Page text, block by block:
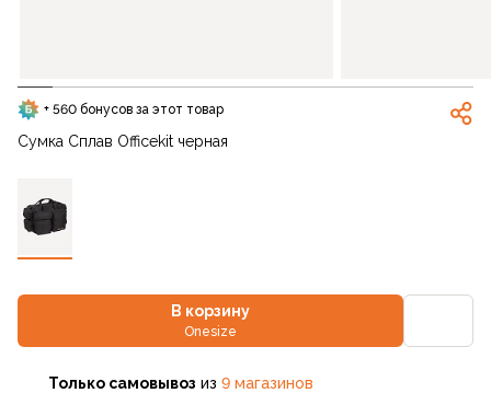
+ 560 бонусов за этот товар
Сумка Сплав Officekit черная
В корзину
Onesize
Только самовывоз из 9 магазинов